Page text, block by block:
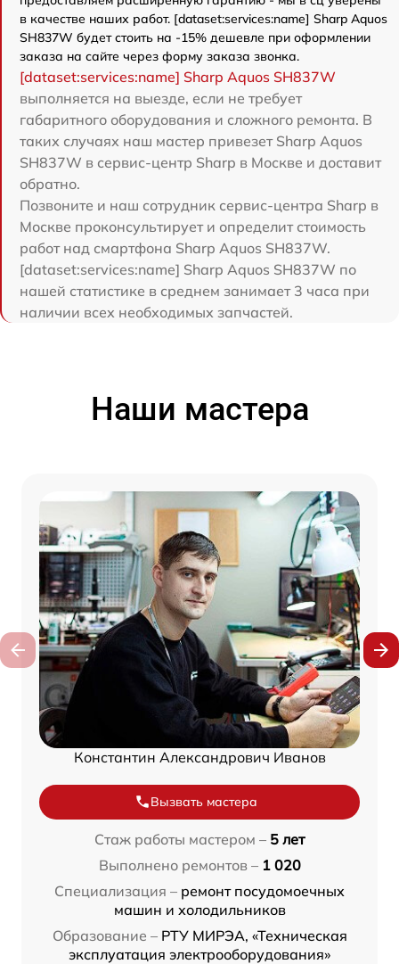
в качестве наших работ. [dataset:services:name] Sharp Aquos
SH837W будет стоить на -15% дешевле при оформлении
заказа на сайте через форму заказа звонка.
[dataset:services:name] Sharp Aquos SH837W
выполняется на выезде, если не требует
габаритного оборудования и сложного ремонта. В
таких случаях наш мастер привезет Sharp Aquos
SH837W в сервис-центр Sharp в Москве и доставит
обратно.
Позвоните и наш сотрудник сервис-центра Sharp в
Москве проконсультирует и определит стоимость
работ над смартфона Sharp Aquos SH837W.
[dataset:services:name] Sharp Aquos SH837W по
нашей статистике в среднем занимает 3 часа при
наличии всех необходимых запчастей.
Наши мастера
Константин Александрович Иванов
Вызвать мастера
Стаж работы мастером – 5 лет
Выполнено ремонтов – 1 020
Специализация – ремонт посудомоечных
машин и холодильников
Образование – РТУ МИРЭА, «Техническая
эксплуатация электрооборудования»